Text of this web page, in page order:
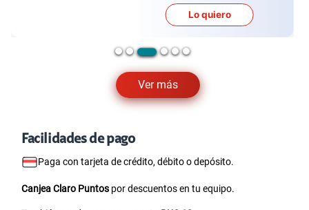
Ver más
Lo quiero
Facilidades de pago
Paga con tarjeta de crédito, débito o depósito.
Canjea Claro Puntos por descuentos en tu equipo.